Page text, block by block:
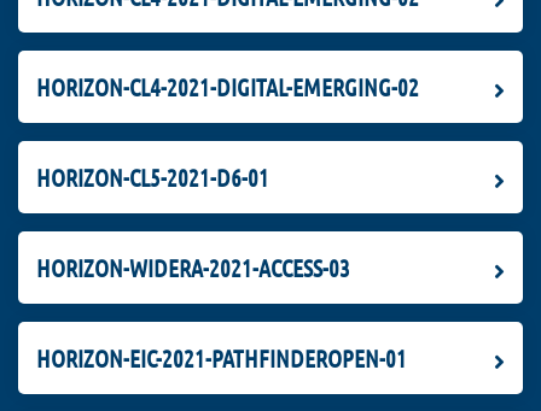
HORIZON-CL4-2021-DIGITAL-EMERGING-02
HORIZON-CL5-2021-D6-01
HORIZON-WIDERA-2021-ACCESS-03
HORIZON-EIC-2021-PATHFINDEROPEN-01